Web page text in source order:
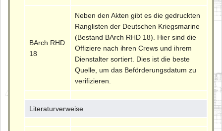
BArch RHD
18
Neben den Akten gibt es die gedruckten
Ranglisten der Deutschen Kriegsmarine
(Bestand BArch RHD 18). Hier sind die
Offiziere nach ihren Crews und ihrem
Dienstalter sortiert. Dies ist die beste
Quelle, um das Beförderungsdatum zu
verifizieren.
Literaturverweise